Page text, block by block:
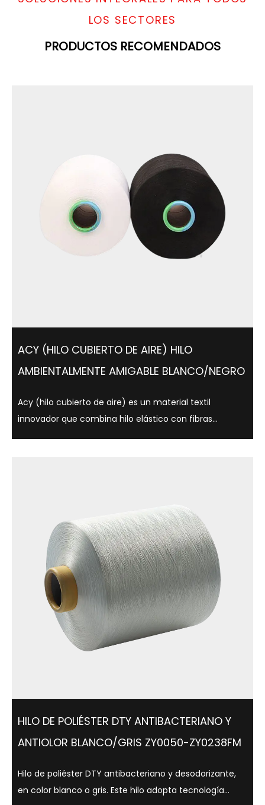
LOS SECTORES
PRODUCTOS RECOMENDADOS
ACY (HILO CUBIERTO DE AIRE) HILO
AMBIENTALMENTE AMIGABLE BLANCO/NEGRO
Acy (hilo cubierto de aire) es un material textil
innovador que combina hilo elástico con fibras
HILO DE POLIÉSTER DTY ANTIBACTERIANO Y
ANTIOLOR BLANCO/GRIS ZY0050-ZY0238FM
Hilo de poliéster DTY antibacteriano y desodorizante,
en color blanco o gris. Este hilo adopta tecnología